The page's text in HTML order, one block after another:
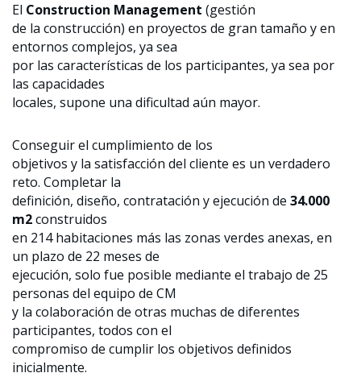
El Construction Management (gestión
de la construcción) en proyectos de gran tamaño y en
entornos complejos, ya sea
por las características de los participantes, ya sea por
las capacidades
locales, supone una dificultad aún mayor.
Conseguir el cumplimiento de los
objetivos y la satisfacción del cliente es un verdadero
reto. Completar la
definición, diseño, contratación y ejecución de 34.000
m2construidos
en 214 habitaciones más las zonas verdes anexas, en
un plazo de 22 meses de
ejecución, solo fue posible mediante el trabajo de 25
personas del equipo de CM
y la colaboración de otras muchas de diferentes
participantes, todos con el
compromiso de cumplir los objetivos definidos
inicialmente.